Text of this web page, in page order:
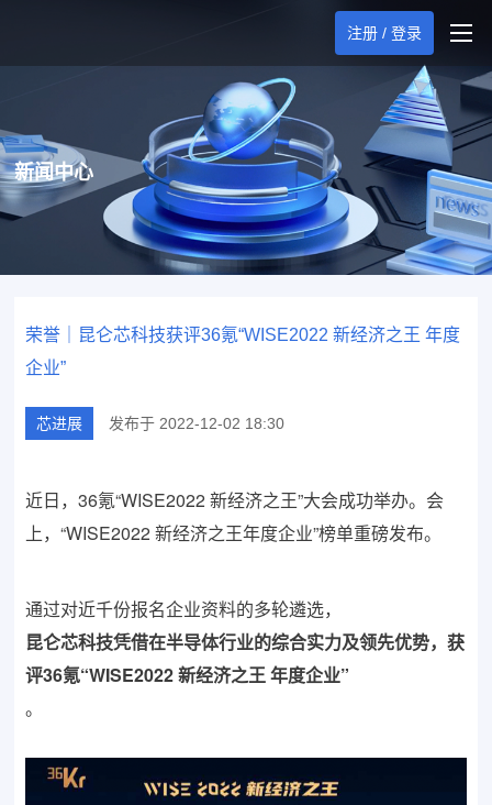
注册 / 登录
新闻中心
荣誉｜昆仑芯科技获评36氪“WISE2022 新经济之王 年度
企业”
芯进展 发布于 2022-12-02 18:30
近日，36氪“WISE2022 新经济之王”大会成功举办。会
上，“WISE2022 新经济之王年度企业”榜单重磅发布。
通过对近千份报名企业资料的多轮遴选，
昆仑芯科技凭借在半导体行业的综合实力及领先优势，获
评36氪“WISE2022 新经济之王 年度企业”
。